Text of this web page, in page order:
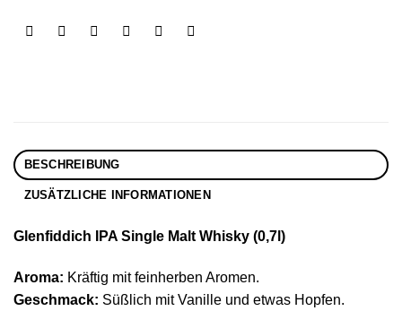
BESCHREIBUNG
ZUSÄTZLICHE INFORMATIONEN
Glenfiddich IPA Single Malt Whisky (0,7l)
Aroma: Kräftig mit feinherben Aromen.
Geschmack: Süßlich mit Vanille und etwas Hopfen.